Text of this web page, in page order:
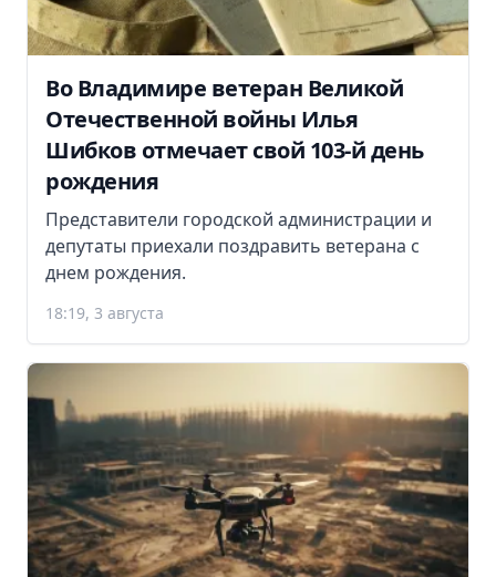
Во Владимире ветеран Великой
Отечественной войны Илья
Шибков отмечает свой 103-й день
рождения
Представители городской администрации и
депутаты приехали поздравить ветерана с
днем рождения.
18:19, 3 августа